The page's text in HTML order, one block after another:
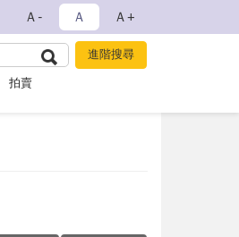
Ａ- Ａ Ａ+
拍賣